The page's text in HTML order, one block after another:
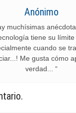
Anónimo
muchísimas
tiene su
cuando se
Me gusta cómo
verdad... “